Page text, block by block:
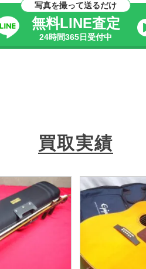
写真を撮って送るだけ
無料LINE査定
24時間365日受付中
買取実績